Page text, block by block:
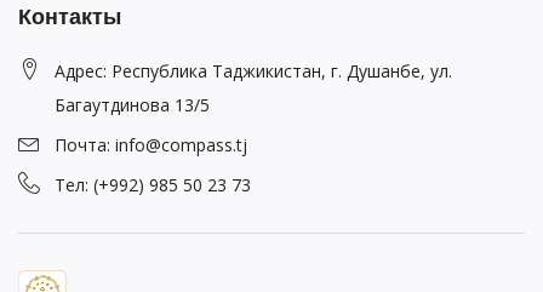
Контакты
Адрес: Республика Таджикистан, г. Душанбе, ул.
Багаутдинова 13/5
Почта: info@compass.tj
Тел: (+992) 985 50 23 73